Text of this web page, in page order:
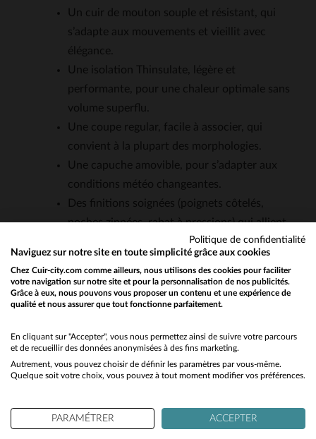
Un cuir de mouton souple et résistant, qui
s’adapte aux mouvements et vieillit avec
élégance.
Une isolation Thinsulate, légère et
performante, pour une chaleur optimale sans
volume superflu.
Une coupe regular, facile à associer, qui
convient à la plupart des morphologies.
Une capuche amovible, pour s’adapter aux
conditions météo changeantes.
Des finitions soignées (poignets côtelés,
poches zippées, rabat à pressions) qui allient
esthétique et fonctionnalité.
Un style hybride, entre blouson en cuir
classique et doudoune technique, idéal pour
un look urbain décontracté.
QUESTIONS FRÉQUENTES
Le cuir de mouton utilisé est souple et résistant,
mais son épaisseur précise n'est pas spécifiée. Il
Would you like to be redirected to our English site?
No
Yes
Politique de confidentialité
Naviguez sur notre site en toute simplicité grâce aux cookies
Chez Cuir-city.com comme ailleurs, nous utilisons des cookies pour faciliter
votre navigation sur notre site et pour la personnalisation de nos publicités.
Grâce à eux, nous pouvons vous proposer un contenu et une expérience de
qualité et nous assurer que tout fonctionne parfaitement.
En cliquant sur "Accepter", vous nous permettez ainsi de suivre votre parcours
et de recueillir des données anonymisées à des fins marketing.
Autrement, vous pouvez choisir de définir les paramètres par vous-même.
Quelque soit votre choix, vous pouvez à tout moment modifier vos préférences.
PARAMÉTRER ACCEPTER